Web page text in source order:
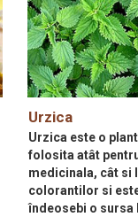
Urzica
Urzica este o
folosita atât
medicinala, cât si
colorantilor si
îndeosebi o sursa